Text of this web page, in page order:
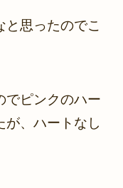
と思ったのでこ
でピンクのハー
が、ハートなし